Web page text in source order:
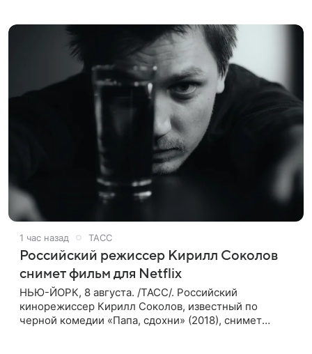
1 час назад ТАСС
Российский режиссер Кирилл Соколов
снимет фильм для Netflix
НЬЮ-ЙОРК, 8 августа. /ТАСС/. Российский
кинорежиссер Кирилл Соколов, известный по
черной комедии «Папа, сдохни» (2018), снимет